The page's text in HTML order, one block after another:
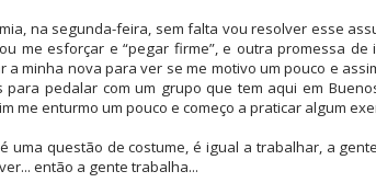
na segunda-feira, sem falta vou resolver esse
me esforçar e “pegar firme”, e outra promessa
a minha nova para ver se me motivo um pouco e
para pedalar com um grupo que tem aqui em
me enturmo um pouco e começo a praticar algum
uma questão de costume, é igual a trabalhar, a
então a gente trabalha...